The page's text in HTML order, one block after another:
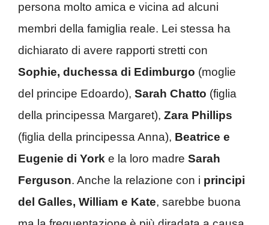
persona molto amica e vicina ad alcuni
membri della famiglia reale. Lei stessa ha
dichiarato di avere rapporti stretti con
Sophie, duchessa di Edimburgo (moglie
del principe Edoardo), Sarah Chatto (figlia
della principessa Margaret), Zara Phillips
(figlia della principessa Anna), Beatrice e
Eugenie di York e la loro madre Sarah
Ferguson. Anche la relazione con i principi
del Galles, William e Kate, sarebbe buona